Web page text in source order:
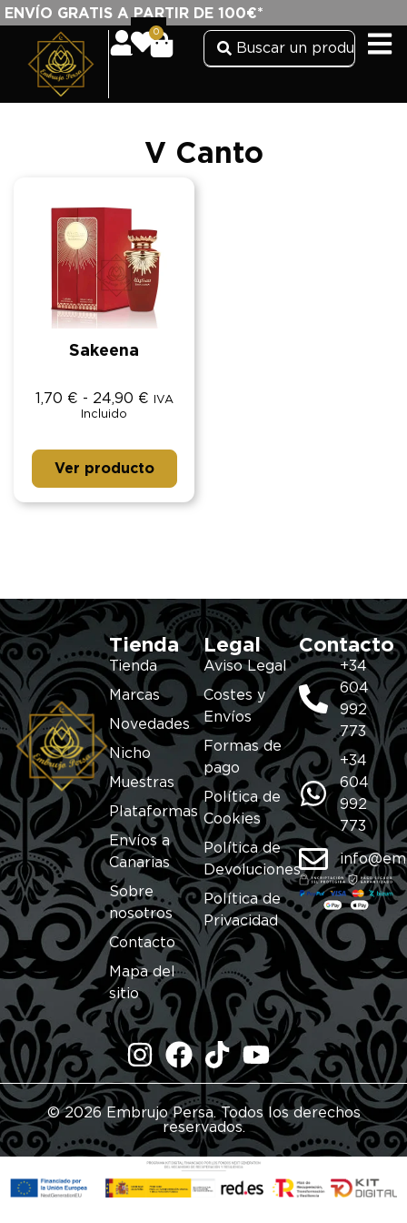
ENVÍO GRATIS A PARTIR DE 100€*
0
V Canto
Sakeena
1,70 € - 24,90 €
IVA
Incluido
Ver producto
Tienda
Tienda
Marcas
Novedades
Nicho
Muestras
Plataformas
Envíos a
Canarias
Sobre
nosotros
Contacto
Mapa del
sitio
Legal
Aviso Legal
Costes y
Envíos
Formas de
pago
Política de
Cookies
Política de
Devoluciones
Política de
Privacidad
Contacto
+34
604
992
773
+34
604
992
773
© 2026 Embrujo Persa. Todos los derechos
reservados.